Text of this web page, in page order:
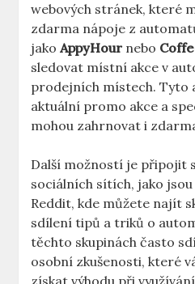
webových stránek, které
zdarma nápoje z
jakoAppyHour nebo
sledovat místní akce v
prodejních místech. Tyto
aktuální promo akce a
mohou zahrnovat i
Další možností je připojit
sociálních sítích, jako jsou
Reddit, kde můžete najít
sdílení tipů a triků o
těchto skupinách často
osobní zkušenosti, které